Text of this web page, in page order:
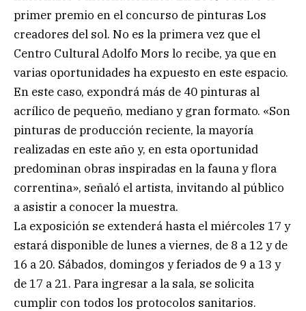
primer premio en el concurso de pinturas Los
creadores del sol. No es la primera vez que el
Centro Cultural Adolfo Mors lo recibe, ya que en
varias oportunidades ha expuesto en este espacio.
En este caso, expondrá más de 40 pinturas al
acrílico de pequeño, mediano y gran formato. «Son
pinturas de producción reciente, la mayoría
realizadas en este año y, en esta oportunidad
predominan obras inspiradas en la fauna y flora
correntina», señaló el artista, invitando al público
a asistir a conocer la muestra.
La exposición se extenderá hasta el miércoles 17 y
estará disponible de lunes a viernes, de 8 a 12 y de
16 a 20. Sábados, domingos y feriados de 9 a 13 y
de 17 a 21. Para ingresar a la sala, se solicita
cumplir con todos los protocolos sanitarios.